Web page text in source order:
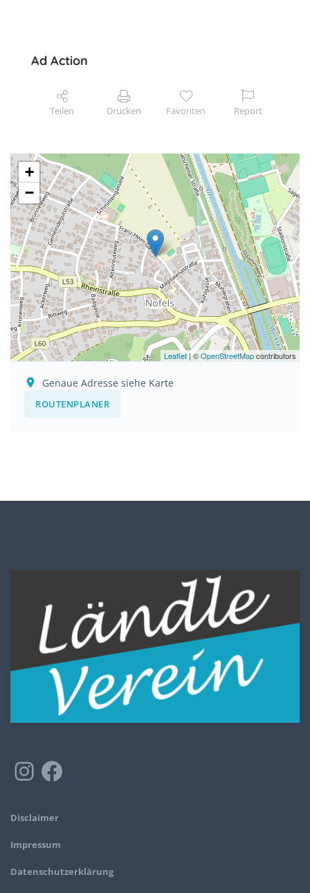
Ad Action
Teilen Drucken Favoriten Report
+
−
Leaflet| ©OpenStreetMapcontributors
Genaue Adresse siehe Karte
ROUTENPLANER
Disclaimer
Impressum
Datenschutzerklärung